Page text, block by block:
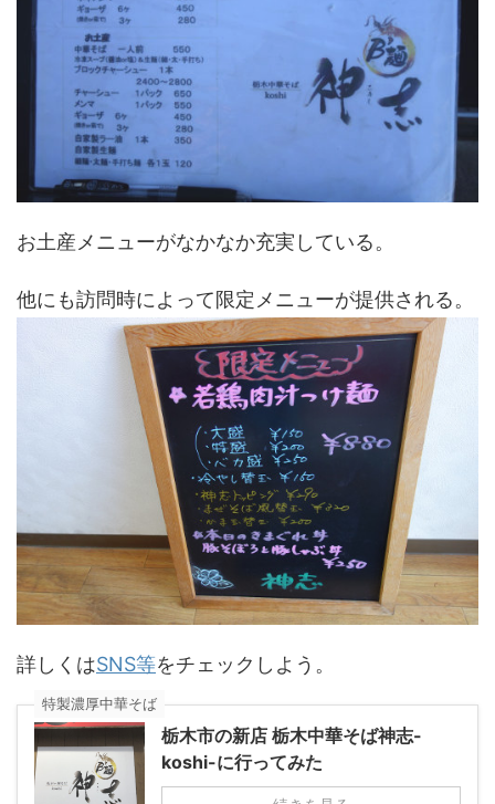
お土産メニューがなかなか充実している。
他にも訪問時によって限定メニューが提供される。
詳しくはSNS等をチェックしよう。
特製濃厚中華そば
栃木市の新店 栃木中華そば神志-
koshi-に行ってみた